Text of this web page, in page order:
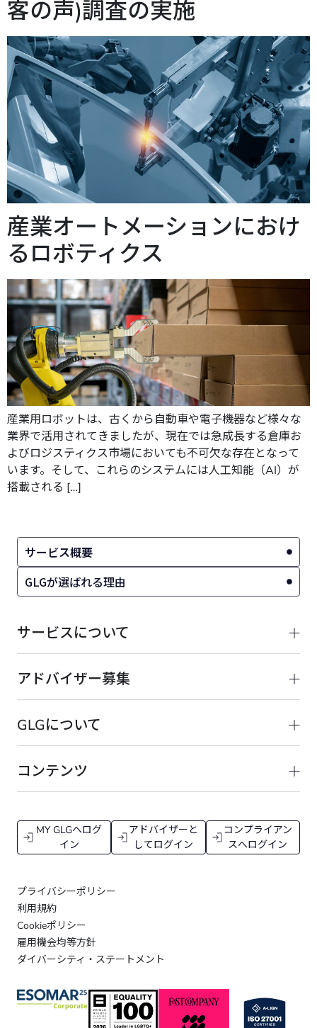
客の声)調査の実施
産業オートメーションにおけ
るロボティクス
産業用ロボットは、古くから自動車や電子機器など様々な
業界で活用されてきましたが、現在では急成長する倉庫お
よびロジスティクス市場においても不可欠な存在となって
います。そして、これらのシステムには人工知能（AI）が
搭載される […]
サービス概要
GLGが選ばれる理由
サービスについて
アドバイザー募集
GLGについて
コンテンツ
MY GLGへログ
イン
アドバイザーと
してログイン
コンプライアン
スへログイン
プライバシーポリシー
利用規約
Cookieポリシー
雇用機会均等方針
ダイバーシティ・ステートメント